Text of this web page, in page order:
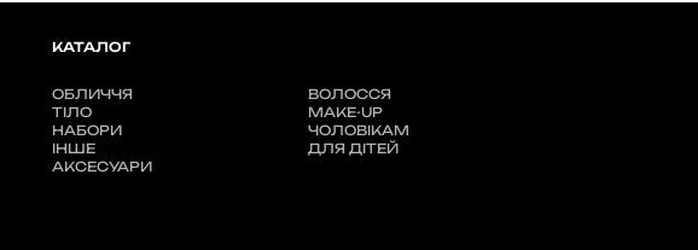
КАТАЛОГ
ОБЛИЧЧЯ
ВОЛОССЯ
ТІЛО
MAKE-UP
НАБОРИ
ЧОЛОВІКАМ
ІНШЕ
ДЛЯ ДІТЕЙ
АКСЕСУАРИ